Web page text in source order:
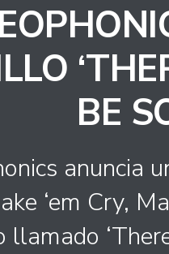
BE
anuncia
‘em Cry,
llamado